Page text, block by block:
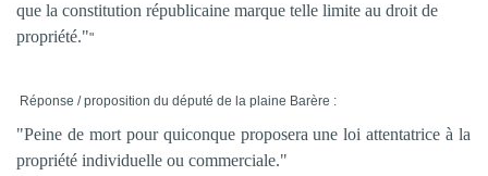
que la constitution républicaine marque telle limite au droit de
propriété.""
Réponse / proposition du député de la plaine Barère :
"Peine de mort pour quiconque proposera une loi attentatrice à la
propriété individuelle ou commerciale."